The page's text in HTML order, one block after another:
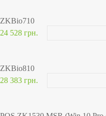
ZKBio710
24 528 грн.
ZKBio810
28 383 грн.